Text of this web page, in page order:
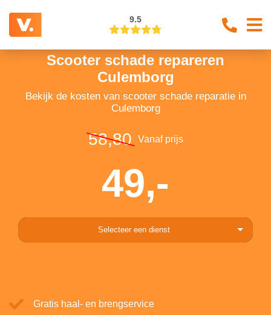
9.5
Scooter schade repareren
Culemborg
Bekijk de kosten van scooter schade reparatie in
Culemborg
58,80 Vanaf prijs
49,-
Selecteer een dienst
Gratis haal- en brengservice